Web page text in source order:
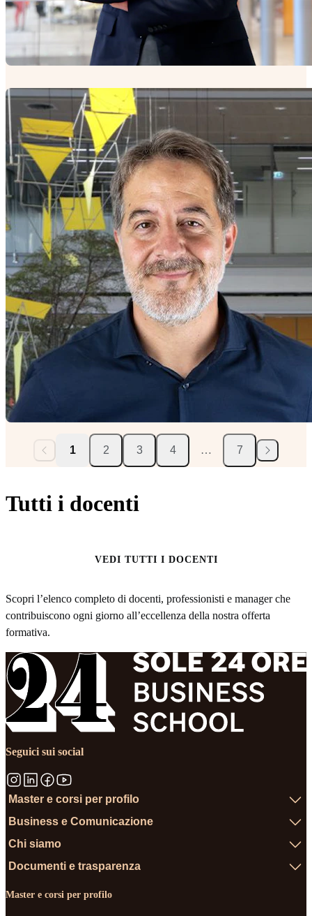
1 2 3 4 … 7
Tutti i docenti
VEDI TUTTI I DOCENTI
Scopri l’elenco completo di docenti, professionisti e manager che
contribuiscono ogni giorno all’eccellenza della nostra offerta
formativa.
Seguici sui social
Master e corsi per profilo
Business e Comunicazione
Chi siamo
Documenti e trasparenza
Master e corsi per profilo